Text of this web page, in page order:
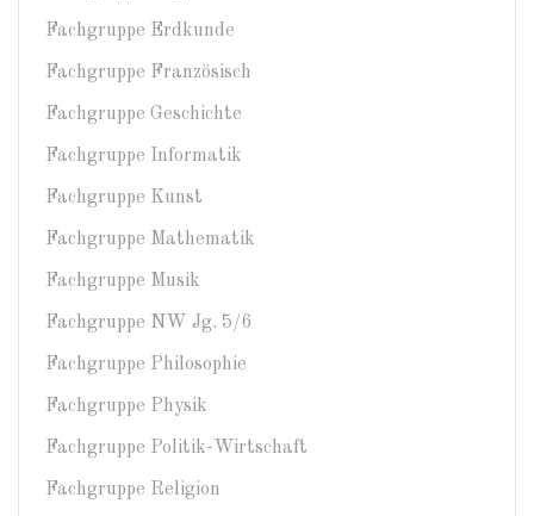
Fachgruppe Erdkunde
Fachgruppe Französisch
Fachgruppe Geschichte
Fachgruppe Informatik
Fachgruppe Kunst
Fachgruppe Mathematik
Fachgruppe Musik
Fachgruppe NW Jg. 5/6
Fachgruppe Philosophie
Fachgruppe Physik
Fachgruppe Politik-Wirtschaft
Fachgruppe Religion